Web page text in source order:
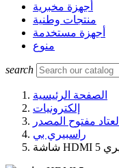
أجهزة مخبرية
منتجات وطنية
أجهزة مستخدمة
منوع
search
الصفحة الرئيسية
إلكترونيات
العتاد مفتوح المصدر
راسبيري بي